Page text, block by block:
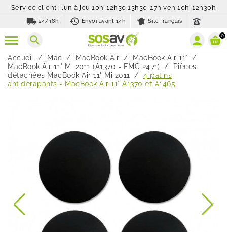
Service client : lun à jeu 10h-12h30 13h30-17h ven 10h-12h30h
local_shipping 24/48h history_toggle_off
Envoi avant 14h Site français
search 0
Accueil Mac MacBook Air
MacBook Air 11"
MacBook Air 11" Mi 2011 (A1370 - EMC 2471)
Pièces
détachées MacBook Air 11" Mi 2011
4 patins
antidérapants - MacBook Air 11" A1370 et A1465